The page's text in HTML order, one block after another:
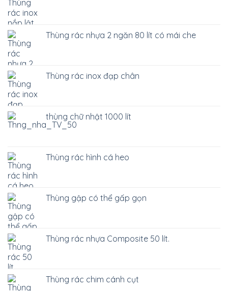
Thùng rác nhựa 2 ngăn 80 lít có mái che
Thùng rác inox đạp chân
thùng chữ nhật 1000 lít
Thùng rác hình cá heo
Thùng gập có thể gấp gọn
Thùng rác nhựa Composite 50 lít.
Thùng rác chim cánh cụt